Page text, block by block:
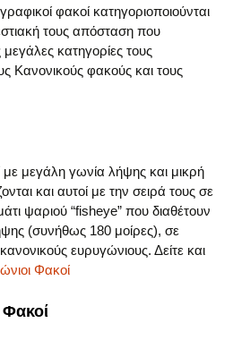
φακοί κατηγοριοποιούνται
τους απόσταση που
μεγάλες κατηγορίες τους
Κανονικούς φακούς και τους
με μεγάλη γωνία λήψης και μικρή
και αυτοί με την σειρά τους σε
ψαριού “fisheye” που διαθέτουν
(συνήθως 180 μοίρες), σε
ευρυγώνιους. Δείτε και
Φακοί